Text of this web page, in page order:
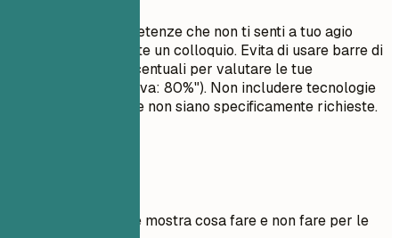
Non elencare competenze che non ti senti a tuo agio
nell'utilizzare durante un colloquio. Evita di usare barre di
avanzamento o percentuali per valutare le tue
competenze (es. "Java: 80%"). Non includere tecnologie
obsolete a meno che non siano specificamente richieste.
Esempio pratico che mostra cosa fare e non fare per le